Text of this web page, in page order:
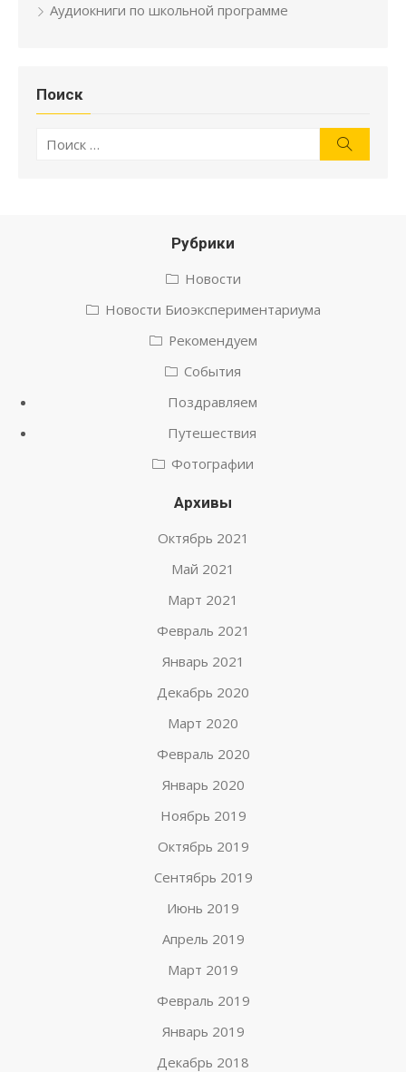
Аудиокниги по школьной программе
Поиск
Рубрики
Новости
Новости Биоэкспериментариума
Рекомендуем
События
Поздравляем
Путешествия
Фотографии
Архивы
Октябрь 2021
Май 2021
Март 2021
Февраль 2021
Январь 2021
Декабрь 2020
Март 2020
Февраль 2020
Январь 2020
Ноябрь 2019
Октябрь 2019
Сентябрь 2019
Июнь 2019
Апрель 2019
Март 2019
Февраль 2019
Январь 2019
Декабрь 2018